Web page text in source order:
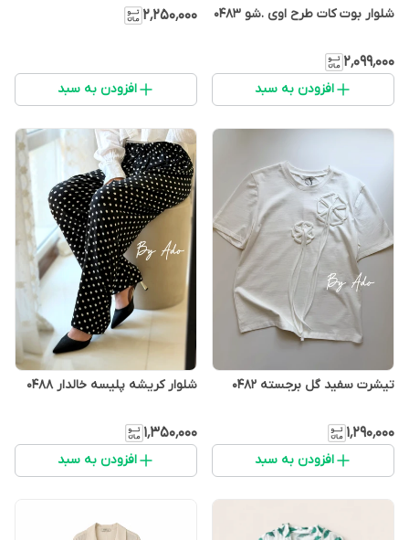
شلوار بوت کات طرح اوی .شو 0483
۲٬۰۹۹٬۰۰۰
افزودن به سبد
۲٬۲۵۰٬۰۰۰
افزودن به سبد
تيشرت سفيد گل برجسته 0482
۱٬۲۹۰٬۰۰۰
افزودن به سبد
شلوار كريشه پليسه خالدار 0488
۱٬۳۵۰٬۰۰۰
افزودن به سبد